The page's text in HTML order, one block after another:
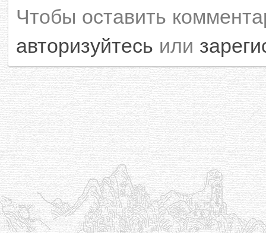
Чтобы оставить
авторизуйтесь или